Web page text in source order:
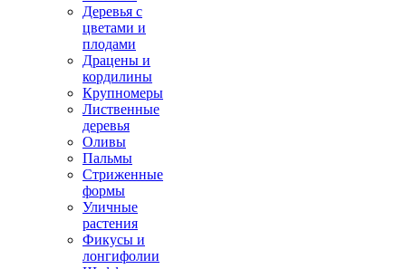
Деревья с
цветами и
плодами
Драцены и
кордилины
Крупномеры
Лиственные
деревья
Оливы
Пальмы
Стриженные
формы
Уличные
растения
Фикусы и
лонгифолии